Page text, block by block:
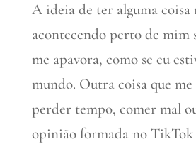
A ideia de ter alguma coisa
acontecendo perto de mim
me apavora, como se eu
mundo. Outra coisa que me
perder tempo, comer mal
opinião formada no TikTok